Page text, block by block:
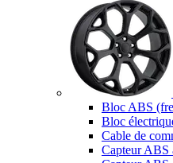
Bloc ABS
Bloc
Cable de
Capteur ABS